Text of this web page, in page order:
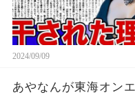
2024/09/09
あやなんが東海オン